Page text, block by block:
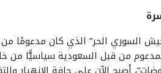
السوري الحر” الذي كان مدعومًا
من قبل السعودية سياسيًّا من